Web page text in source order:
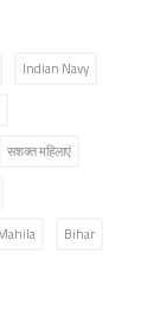
Indian Navy
सशक्त महिलाएं
Bihar